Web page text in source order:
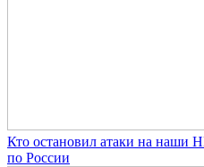
Кто остановил атаки на наши
по России